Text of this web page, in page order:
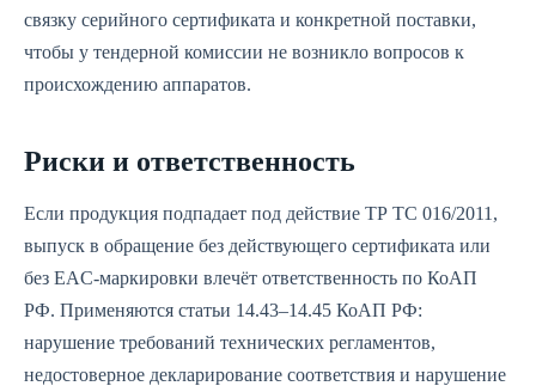
связку серийного сертификата и конкретной поставки,
чтобы у тендерной комиссии не возникло вопросов к
происхождению аппаратов.
Риски и ответственность
Если продукция подпадает под действие ТР ТС 016/2011,
выпуск в обращение без действующего сертификата или
без EAC‑маркировки влечёт ответственность по КоАП
РФ. Применяются статьи 14.43–14.45 КоАП РФ:
нарушение требований технических регламентов,
недостоверное декларирование соответствия и нарушение